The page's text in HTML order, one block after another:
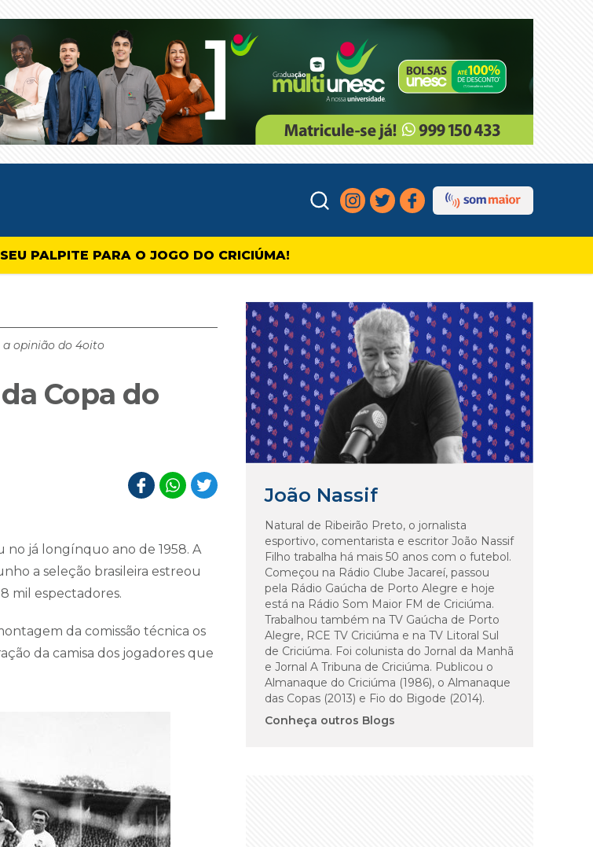
PALPITE PARA O JOGO DO CRICIÚMA!
a opinião do 4oito
Copa do
no já longínquo ano de 1958. A
a seleção brasileira estreou
mil espectadores.
da comissão técnica os
da camisa dos jogadores que
João Nassif
Natural de Ribeirão Preto, o jornalista
esportivo, comentarista e escritor João Nassif
Filho trabalha há mais 50 anos com o futebol.
Começou na Rádio Clube Jacareí, passou
pela Rádio Gaúcha de Porto Alegre e hoje
está na Rádio Som Maior FM de Criciúma.
Trabalhou também na TV Gaúcha de Porto
Alegre, RCE TV Criciúma e na TV Litoral Sul
de Criciúma. Foi colunista do Jornal da Manhã
e Jornal A Tribuna de Criciúma. Publicou o
Almanaque do Criciúma (1986), o Almanaque
das Copas (2013) e Fio do Bigode (2014).
Conheça outros Blogs